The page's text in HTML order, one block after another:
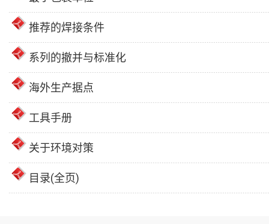
推荐的焊接条件
系列的撤并与标准化
海外生产据点
工具手册
关于环境对策
目录(全页)